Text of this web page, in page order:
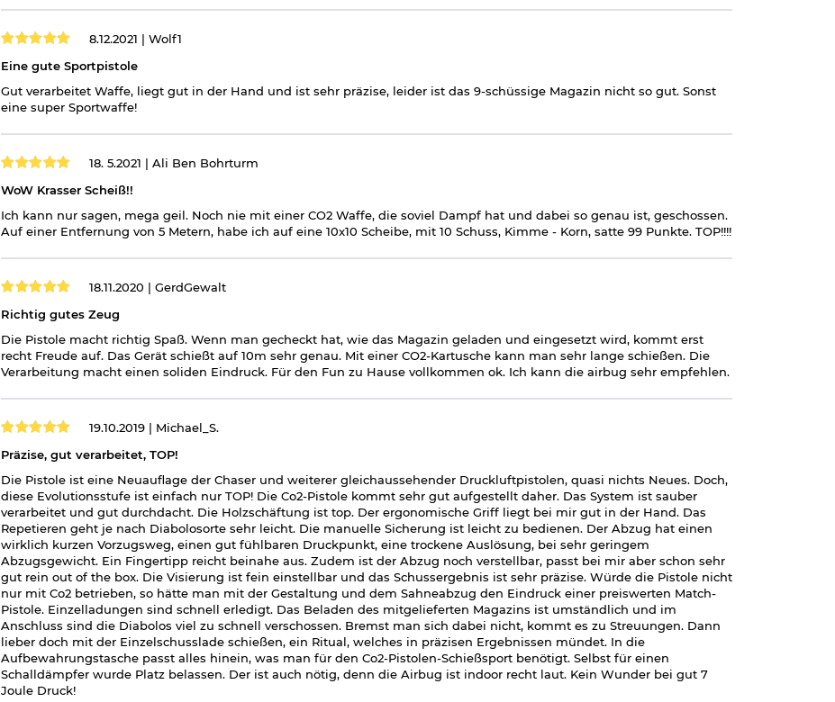
8.12.2021 | Wolf1
Eine gute Sportpistole
Gut verarbeitet Waffe, liegt gut in der Hand und ist sehr präzise, leider ist das 9-schüssige Magazin nicht so gut. Sonst
eine super Sportwaffe!
18. 5.2021 | Ali Ben Bohrturm
WoW Krasser Scheiß!!
Ich kann nur sagen, mega geil. Noch nie mit einer CO2 Waffe, die soviel Dampf hat und dabei so genau ist, geschossen.
Auf einer Entfernung von 5 Metern, habe ich auf eine 10x10 Scheibe, mit 10 Schuss, Kimme - Korn, satte 99 Punkte. TOP!!!!
18.11.2020 | GerdGewalt
Richtig gutes Zeug
Die Pistole macht richtig Spaß. Wenn man gecheckt hat, wie das Magazin geladen und eingesetzt wird, kommt erst
recht Freude auf. Das Gerät schießt auf 10m sehr genau. Mit einer CO2-Kartusche kann man sehr lange schießen. Die
Verarbeitung macht einen soliden Eindruck. Für den Fun zu Hause vollkommen ok. Ich kann die airbug sehr empfehlen.
19.10.2019 | Michael_S.
Präzise, gut verarbeitet, TOP!
Die Pistole ist eine Neuauflage der Chaser und weiterer gleichaussehender Druckluftpistolen, quasi nichts Neues. Doch,
diese Evolutionsstufe ist einfach nur TOP! Die Co2-Pistole kommt sehr gut aufgestellt daher. Das System ist sauber
verarbeitet und gut durchdacht. Die Holzschäftung ist top. Der ergonomische Griff liegt bei mir gut in der Hand. Das
Repetieren geht je nach Diabolosorte sehr leicht. Die manuelle Sicherung ist leicht zu bedienen. Der Abzug hat einen
wirklich kurzen Vorzugsweg, einen gut fühlbaren Druckpunkt, eine trockene Auslösung, bei sehr geringem
Abzugsgewicht. Ein Fingertipp reicht beinahe aus. Zudem ist der Abzug noch verstellbar, passt bei mir aber schon sehr
gut rein out of the box. Die Visierung ist fein einstellbar und das Schussergebnis ist sehr präzise. Würde die Pistole nicht
nur mit Co2 betrieben, so hätte man mit der Gestaltung und dem Sahneabzug den Eindruck einer preiswerten Match-
Pistole. Einzelladungen sind schnell erledigt. Das Beladen des mitgelieferten Magazins ist umständlich und im
Anschluss sind die Diabolos viel zu schnell verschossen. Bremst man sich dabei nicht, kommt es zu Streuungen. Dann
lieber doch mit der Einzelschusslade schießen, ein Ritual, welches in präzisen Ergebnissen mündet. In die
Aufbewahrungstasche passt alles hinein, was man für den Co2-Pistolen-Schießsport benötigt. Selbst für einen
Schalldämpfer wurde Platz belassen. Der ist auch nötig, denn die Airbug ist indoor recht laut. Kein Wunder bei gut 7
Joule Druck!